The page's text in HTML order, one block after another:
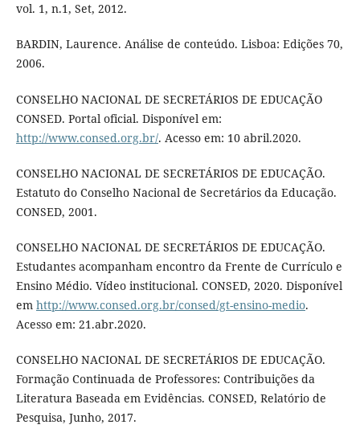
vol. 1, n.1, Set, 2012.
BARDIN, Laurence. Análise de conteúdo. Lisboa: Edições 70,
2006.
CONSELHO NACIONAL DE SECRETÁRIOS DE EDUCAÇÃO
CONSED. Portal oficial. Disponível em:
http://www.consed.org.br/. Acesso em: 10 abril.2020.
CONSELHO NACIONAL DE SECRETÁRIOS DE EDUCAÇÃO.
Estatuto do Conselho Nacional de Secretários da Educação.
CONSED, 2001.
CONSELHO NACIONAL DE SECRETÁRIOS DE EDUCAÇÃO.
Estudantes acompanham encontro da Frente de Currículo e
Ensino Médio. Vídeo institucional. CONSED, 2020. Disponível
em http://www.consed.org.br/consed/gt-ensino-medio.
Acesso em: 21.abr.2020.
CONSELHO NACIONAL DE SECRETÁRIOS DE EDUCAÇÃO.
Formação Continuada de Professores: Contribuições da
Literatura Baseada em Evidências. CONSED, Relatório de
Pesquisa, Junho, 2017.